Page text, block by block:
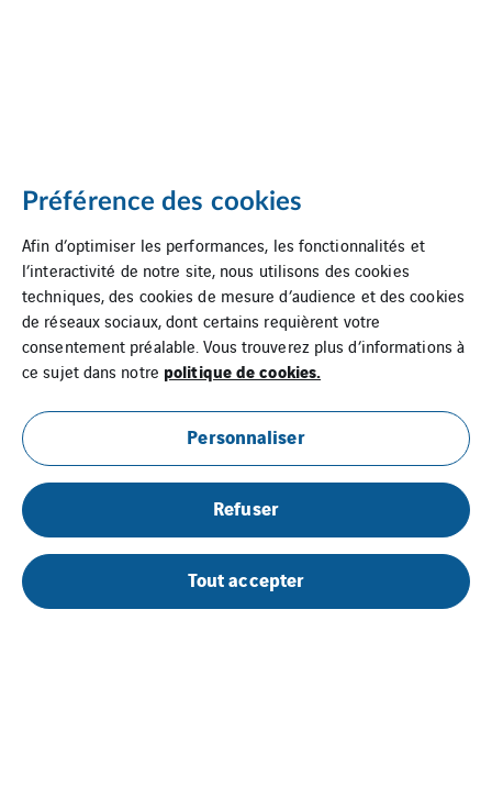
Préférence des cookies
Afin d’optimiser les performances, les fonctionnalités et
l’interactivité de notre site, nous utilisons des cookies
techniques, des cookies de mesure d’audience et des cookies
de réseaux sociaux, dont certains requièrent votre
consentement préalable. Vous trouverez plus d’informations à
ce sujet dans notre politique de cookies.
Personnaliser
Refuser
Tout accepter